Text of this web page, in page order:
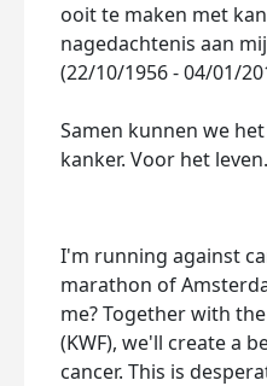
ooit te maken met
nagedachtenis aan
(22/10/1956 - 04/01/
Samen kunnen we
kanker. Voor het
I'm running against
marathon of
me? Together with
(KWF), we'll create a
cancer. This is